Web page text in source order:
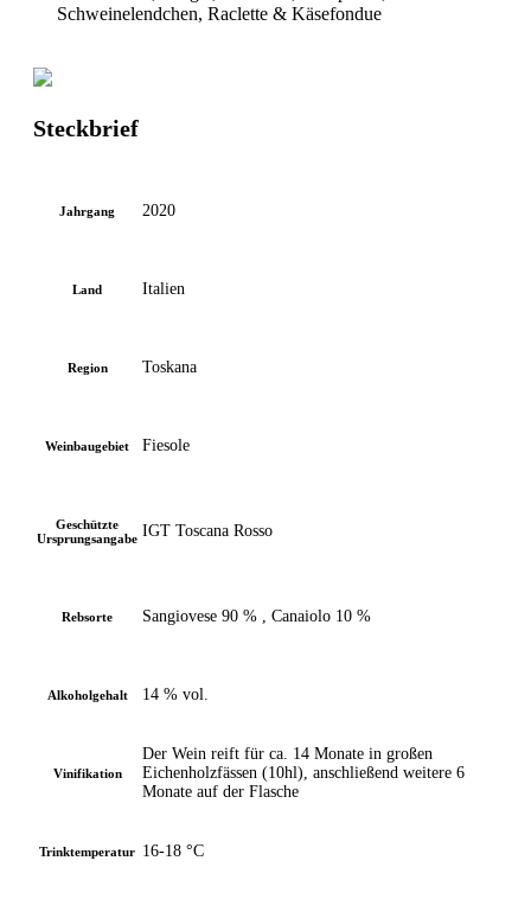
Schweinelendchen, Raclette & Käsefondue
Steckbrief
Jahrgang 2020
Land Italien
Region Toskana
Weinbaugebiet Fiesole
Geschützte
Ursprungsangabe IGT Toscana Rosso
Rebsorte Sangiovese 90 % , Canaiolo 10 %
Alkoholgehalt 14 % vol.
Vinifikation
Der Wein reift für ca. 14 Monate in großen
Eichenholzfässen (10hl), anschließend weitere 6
Monate auf der Flasche
Trinktemperatur 16-18 °C